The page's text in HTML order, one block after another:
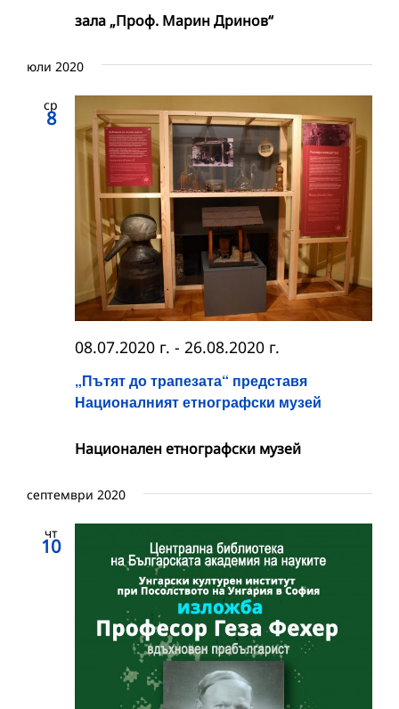
зала „Проф. Марин Дринов“
юли 2020
ср
8
„Пътят до трапезата“ представя
Националният етнографски музей
08.07.2020 г. - 26.08.2020 г.
Национален етнографски музей
септември 2020
чт
10